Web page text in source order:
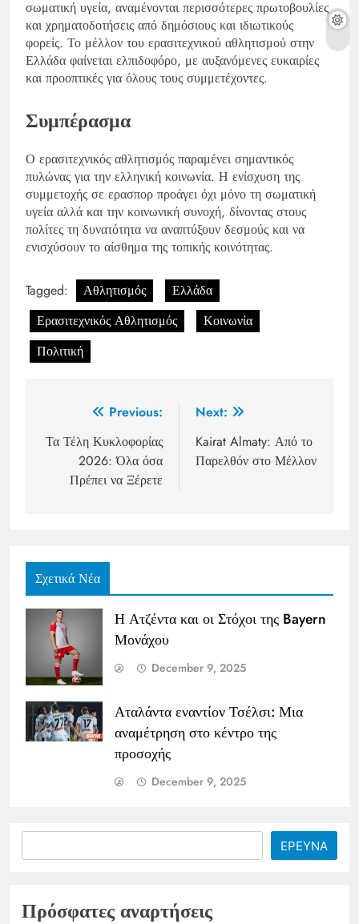
σωματική υγεία, αναμένονται περισσότερες πρωτοβουλίες
και χρηματοδοτήσεις από δημόσιους και ιδιωτικούς
φορείς. Το μέλλον του ερασιτεχνικού αθλητισμού στην
Ελλάδα φαίνεται ελπιδοφόρο, με αυξανόμενες ευκαιρίες
και προοπτικές για όλους τους συμμετέχοντες.
Συμπέρασμα
Ο ερασιτεχνικός αθλητισμός παραμένει σημαντικός
πυλώνας για την ελληνική κοινωνία. Η ενίσχυση της
συμμετοχής σε ερασπορ προάγει όχι μόνο τη σωματική
υγεία αλλά και την κοινωνική συνοχή, δίνοντας στους
πολίτες τη δυνατότητα να αναπτύξουν δεσμούς και να
ενισχύσουν το αίσθημα της τοπικής κοινότητας.
Tagged: Αθλητισμός
Ελλάδα
Ερασιτεχνικός Αθλητισμός
Κοινωνία
Πολιτική
navigation
Previous:
Τα Τέλη Κυκλοφορίας
2026: Όλα όσα
Πρέπει να Ξέρετε
Next:
Kairat Almaty: Από το
Παρελθόν στο Μέλλον
Σχετικά Νέα
Η Ατζέντα και οι Στόχοι της Bayern
Μονάχου
December 9, 2025
Αταλάντα εναντίον Τσέλσι: Μια
αναμέτρηση στο κέντρο της
προσοχής
December 9, 2025
ΕΡΕΥΝΑ
Πρόσφατες αναρτήσεις